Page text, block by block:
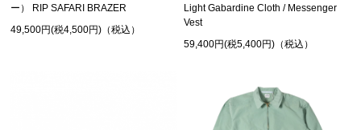
ー） RIP SAFARI BRAZER
49,500円(税4,500円)（税込）
Light Gabardine Cloth / Messenger
Vest
59,400円(税5,400円)（税込）